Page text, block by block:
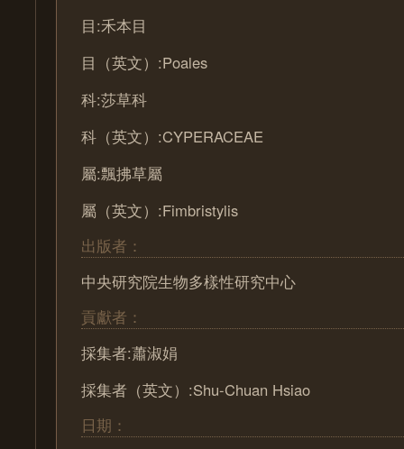
目:禾本目
目（英文）:Poales
科:莎草科
科（英文）:CYPERACEAE
屬:飄拂草屬
屬（英文）:Fimbristylis
出版者：
中央研究院生物多樣性研究中心
貢獻者：
採集者:蕭淑娟
採集者（英文）:Shu-Chuan Hsiao
日期：